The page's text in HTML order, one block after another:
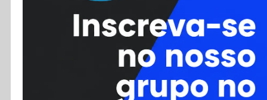
Cursos
Enviar Dica